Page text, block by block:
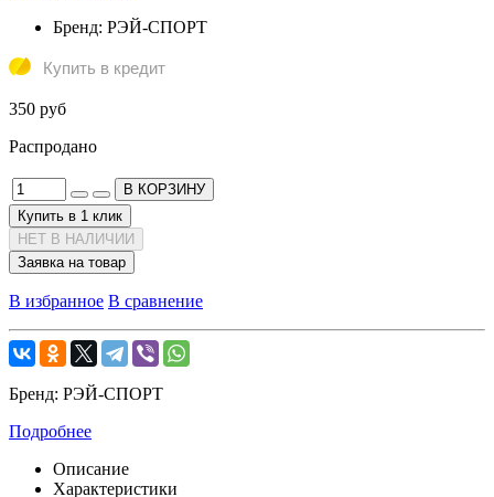
Бренд: РЭЙ-СПОРТ
Купить в кредит
350 руб
Распродано
В КОРЗИНУ
Купить в 1 клик
НЕТ В НАЛИЧИИ
Заявка на товар
В избранное В сравнение
Бренд: РЭЙ-СПОРТ
Подробнее
Описание
Характеристики